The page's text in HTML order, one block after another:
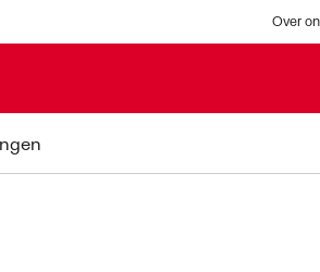
Over